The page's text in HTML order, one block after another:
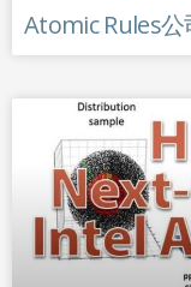
Atomic Rules公